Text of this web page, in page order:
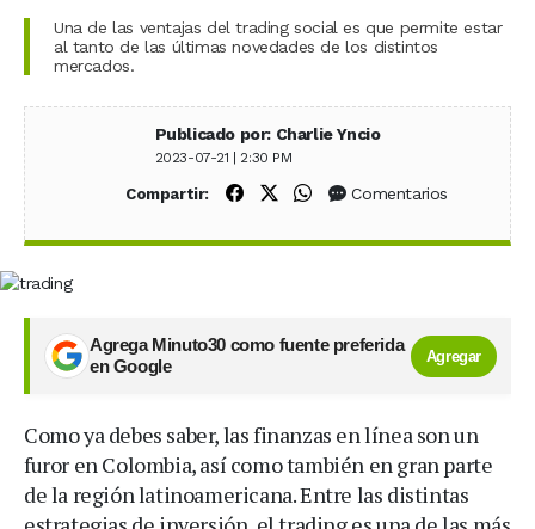
Una de las ventajas del trading social es que permite estar
al tanto de las últimas novedades de los distintos
mercados.
Publicado por: Charlie Yncio
2023-07-21 | 2:30 PM
Compartir: Compartir en Facebook
Compartir en X (Twitter)
Compartir en WhatsApp
Comentarios
Agrega Minuto30 como fuente preferida
en Google
Agregar
Como ya debes saber, las finanzas en línea son un
furor en Colombia, así como también en gran parte
de la región latinoamericana. Entre las distintas